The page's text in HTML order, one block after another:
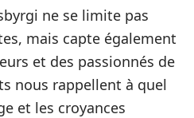
ne se limite pas
mais capte également
et des passionnés de
nous rappellent à quel
et les croyances